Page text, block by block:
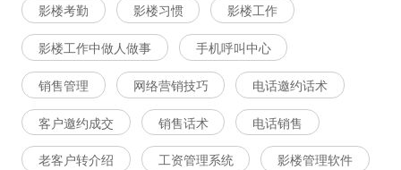
影楼考勤 影楼习惯 影楼工作
影楼工作中做人做事 手机呼叫中心
销售管理 网络营销技巧 电话邀约话术
客户邀约成交 销售话术 电话销售
老客户转介绍 工资管理系统 影楼管理软件